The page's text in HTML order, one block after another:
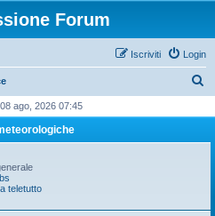
Forum
Login
Iscriviti
c
ago, 2026 07:45
teletutto